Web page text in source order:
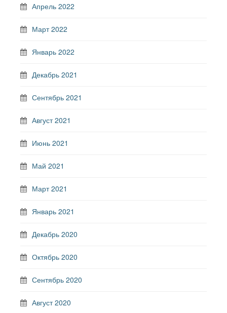
Апрель 2022
Март 2022
Январь 2022
Декабрь 2021
Сентябрь 2021
Август 2021
Июнь 2021
Май 2021
Март 2021
Январь 2021
Декабрь 2020
Октябрь 2020
Сентябрь 2020
Август 2020